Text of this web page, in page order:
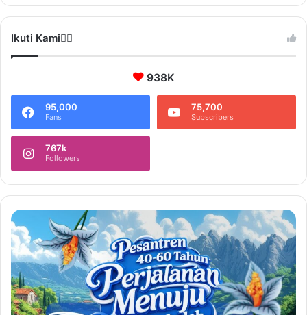
Ikuti Kami❤️‍🔥
938K
95,000
Fans
75,700
Subscribers
767k
Followers